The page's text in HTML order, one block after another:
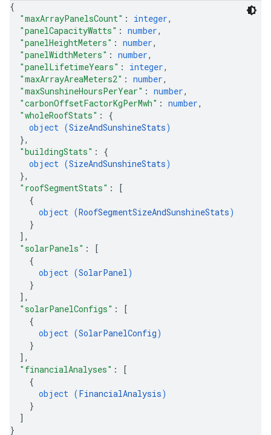
{
"maxArrayPanelsCount" : integer,
"panelCapacityWatts" : number,
"panelHeightMeters" : number,
"panelWidthMeters" : number,
"panelLifetimeYears" : integer,
"maxArrayAreaMeters2" : number,
"maxSunshineHoursPerYear" : number,
"carbonOffsetFactorKgPerMwh" : number,
"wholeRoofStats" : {
object (SizeAndSunshineStats)
},
"buildingStats" : {
object (SizeAndSunshineStats)
},
"roofSegmentStats" :
[
{
object (RoofSegmentSizeAndSunshineStats)
}
] ,
"solarPanels" :
[
{
object (SolarPanel)
}
] ,
"solarPanelConfigs" :
[
{
object (SolarPanelConfig)
}
] ,
"financialAnalyses" :
[
{
object (FinancialAnalysis)
}
]
}